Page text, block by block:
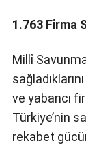
1.763 Firma
Millî
ve yabancı
Türkiye’nin
rekabet